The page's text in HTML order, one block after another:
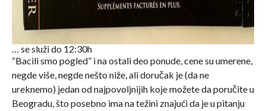
… se služi do 12:30h
“Bacili smo pogled” i na ostali deo ponude, cene su umerene,
negde više, negde nešto niže, ali doručak je (da ne
ureknemo) jedan od najpovoljnijih koje možete da poručite u
Beogradu, što posebno ima na težini znajući da je u pitanju